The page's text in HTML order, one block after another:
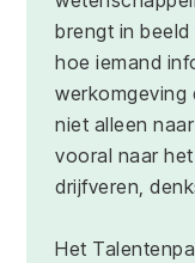
brengt in
hoe iemand
werkomgeving
niet alleen
vooral naar
drijfveren,
Het